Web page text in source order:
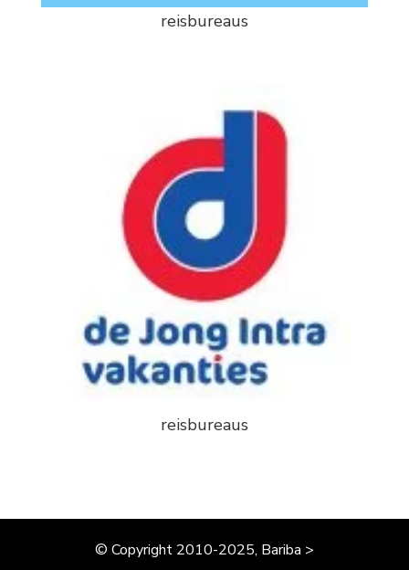
reisbureaus
reisbureaus
© Copyright 2010-2025, Bariba >